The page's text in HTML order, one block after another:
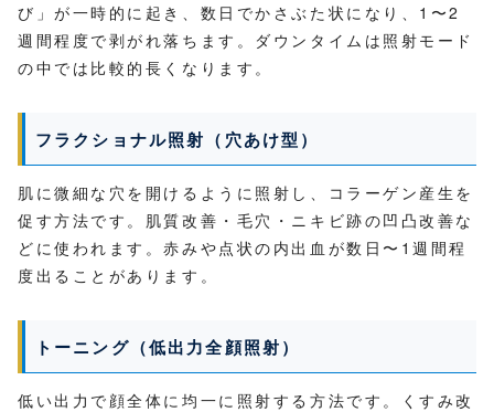
び」が一時的に起き、数日でかさぶた状になり、1〜2
週間程度で剥がれ落ちます。ダウンタイムは照射モード
の中では比較的長くなります。
フラクショナル照射（穴あけ型）
肌に微細な穴を開けるように照射し、コラーゲン産生を
促す方法です。肌質改善・毛穴・ニキビ跡の凹凸改善な
どに使われます。赤みや点状の内出血が数日〜1週間程
度出ることがあります。
トーニング（低出力全顔照射）
低い出力で顔全体に均一に照射する方法です。くすみ改